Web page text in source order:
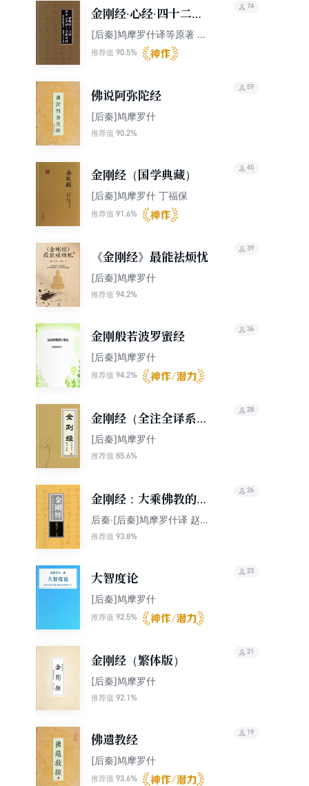
金刚经·心经·四十二章
经·六祖坛经（国学网原
版点注，杨增文等点
[后秦]鸠摩罗什译等原著 杨
增文等点校
推荐值 90.5%
74
佛说阿弥陀经
[后秦]鸠摩罗什
推荐值 90.2%
59
金刚经（国学典藏）
[后秦]鸠摩罗什 丁福保
推荐值 91.6%
45
《金刚经》最能祛烦忧
[后秦]鸠摩罗什
推荐值 94.2%
39
金刚般若波罗蜜经
[后秦]鸠摩罗什
推荐值 94.2%
36
金刚经（全注全译系
列）
[后秦]鸠摩罗什
推荐值 85.6%
28
金刚经：大乘佛教的根
本经典，“经中之王”
（国学网原版点注，杨
后秦·[后秦]鸠摩罗什译 赵敏
俐 尹小林主编
推荐值 93.8%
26
大智度论
[后秦]鸠摩罗什
推荐值 92.5%
23
金刚经（繁体版）
[后秦]鸠摩罗什
推荐值 92.1%
21
佛遗教经
[后秦]鸠摩罗什
推荐值 93.6%
19